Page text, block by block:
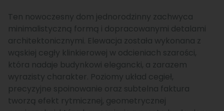
Ten nowoczesny dom jednorodzinny zachwyca
minimalistyczną formą i dopracowanymi detalami
architektonicznymi. Elewacja została wykonana z
wąskiej cegły klinkierowej w odcieniach szarości,
która nadaje budynkowi elegancki, a zarazem
wyrazisty charakter. Poziomy układ cegieł,
precyzyjne spoinowanie oraz subtelna faktura
tworzą efekt rytmicznej, geometrycznej